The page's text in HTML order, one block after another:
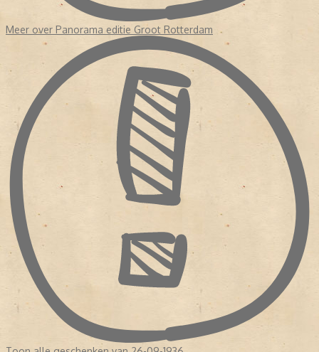
Meer over Panorama editie Groot Rotterdam